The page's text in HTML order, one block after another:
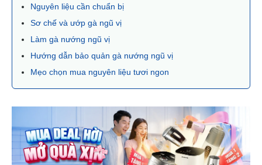
Nguyên liệu cần chuẩn bị
Sơ chế và ướp gà ngũ vị
Làm gà nướng ngũ vị
Hướng dẫn bảo quản gà nướng ngũ vị
Mẹo chọn mua nguyên liệu tươi ngon